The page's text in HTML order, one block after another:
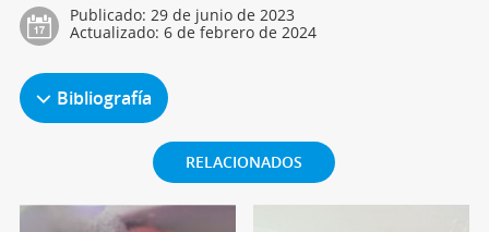
Publicado: 29 de junio de 2023
Actualizado: 6 de febrero de 2024
Bibliografía
RELACIONADOS